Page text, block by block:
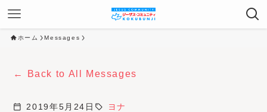
ホーム Messages
Back to All Messages
calendar_today 2019年5月24日 sell ヨナ